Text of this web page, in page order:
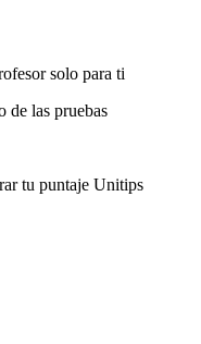
solo para ti
tu puntaje Unitips